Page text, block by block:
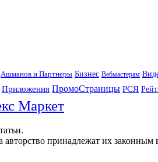
Ашманов и Партнеры Бизнес Вебмастерам
Приложения ПромоСтраницы РСЯ
Маркет
принадлежат их законным